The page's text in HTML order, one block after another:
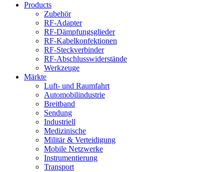
Products
Zubehör
RF-Adapter
RF-Dämpfungsglieder
RF-Kabelkonfektionen
RF-Steckverbinder
RF-Abschlusswiderstände
Werkzeuge
Märkte
Luft- und Raumfahrt
Automobilindustrie
Breitband
Sendung
Industriell
Medizinische
Militär & Verteidigung
Mobile Netzwerke
Instrumentierung
Transport